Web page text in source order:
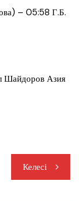
– 05:58 Г.Б.
Шайдоров Азия
Келесі